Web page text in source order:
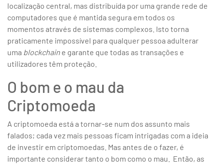
localização central, mas distribuída por uma grande rede de
computadores que é mantida segura em todos os
momentos através de sistemas complexos. Isto torna
praticamente impossível para qualquer pessoa adulterar
uma blockchain e garante que todas as transações e
utilizadores têm proteção.
O bom e o mau da
Criptomoeda
A criptomoeda está a tornar-se num dos assunto mais
falados; cada vez mais pessoas ficam intrigadas com a ideia
de investir em criptomoedas. Mas antes de o fazer, é
importante considerar tanto o bom como o mau. Então, as